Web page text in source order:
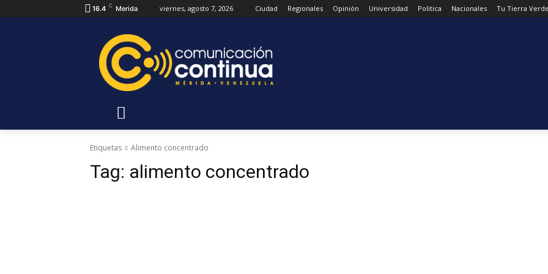
16.4 C Merida viernes, agosto 7, 2026 Ciudad Regionales Opinión Universidad Politica Nacionales Tu Tierra Verde
Etiquetas Alimento concentrado
Tag: alimento concentrado